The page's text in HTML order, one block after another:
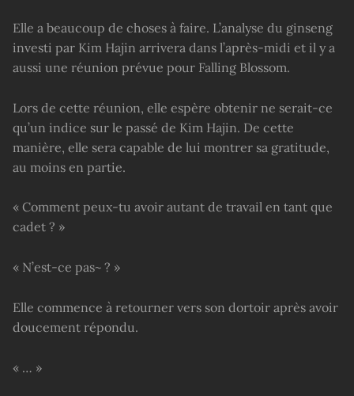
Elle a beaucoup de choses à faire. L’analyse du ginseng
investi par Kim Hajin arrivera dans l’après-midi et il y a
aussi une réunion prévue pour Falling Blossom.
Lors de cette réunion, elle espère obtenir ne serait-ce
qu’un indice sur le passé de Kim Hajin. De cette
manière, elle sera capable de lui montrer sa gratitude,
au moins en partie.
« Comment peux-tu avoir autant de travail en tant que
cadet ? »
« N’est-ce pas~ ? »
Elle commence à retourner vers son dortoir après avoir
doucement répondu.
« … »